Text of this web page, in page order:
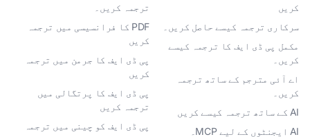
کریں
سرکاری ترجمہ کیسے حاصل کریں۔
مکمل پی ڈی ایف کا ترجمہ کیسے
کریں۔
اے آئی مترجم کے ساتھ ترجمہ
کریں۔
AI کے ساتھ ترجمہ کیسے کریں
AI ایجنٹوں کے لیے MCP۔
ترجمہ کریں۔
PDF کا فرانسیسی میں ترجمہ
کریں
پی ڈی ایف کا جرمن میں ترجمہ
کریں
پی ڈی ایف کا پرتگالی میں
ترجمہ کریں
پی ڈی ایف کو چینی میں ترجمہ